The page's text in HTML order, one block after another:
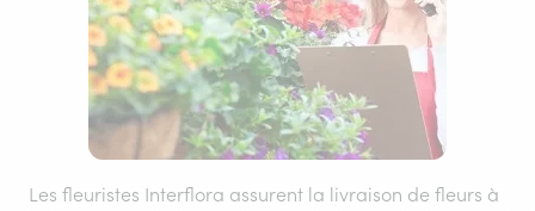
Les fleuristes Interflora assurent la livraison de fleurs à